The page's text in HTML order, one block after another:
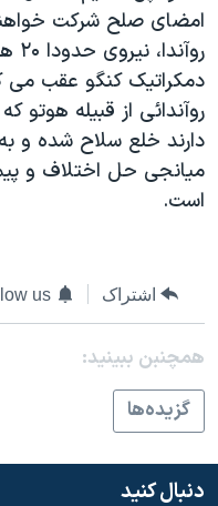
فرهنگ و زندگی
حقوق شهروندی
اقتصادی
علم و فناوری
مستندها
انتخابات ریاست جمهوری آمریکا
حمله جمهوری اسلامی به
رمز مهسا
تریبونال مردمی آبان ۹۸
دادگاه حمید نوری
چهل سال گروگان‌گیری
قانون شفافیت دارائی کادر
اعتراضات مردمی آبان ۹۸
دنبال کنید
زبانهای مختلف
امضای صلح شرکت
دمکراتيک کنگو عقب می
روآندائی از قبيله هوتو
دارند خلع سلاح شده و
ميانجی حل اختلاف و
است.
اشتراک us
همچنبن ببینید:
گزيده‌ها
دنبال کنید